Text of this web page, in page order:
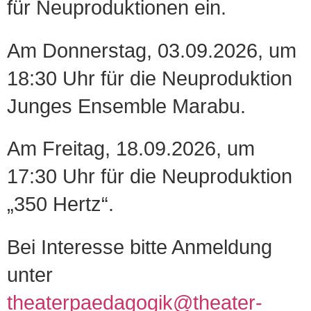
für Neuproduktionen ein.
Am Donnerstag, 03.09.2026, um
18:30 Uhr für die Neuproduktion
Junges Ensemble Marabu.
Am Freitag, 18.09.2026, um
17:30 Uhr für die Neuproduktion
„350 Hertz“.
Bei Interesse bitte Anmeldung
unter
theaterpaedagogik@theater-